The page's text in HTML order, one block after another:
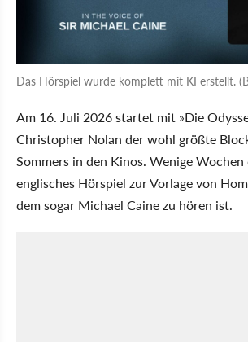
Das Hörspiel wurde komplett mit KI erstellt.
Am 16. Juli 2026 startet mit »Die
Christopher Nolan der wohl größte
Sommers in den Kinos. Wenige
englisches Hörspiel zur Vorlage von
dem sogar Michael Caine zu hören ist.